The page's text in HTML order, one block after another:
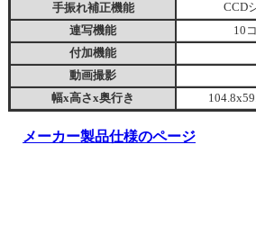
手振れ補正機能
CCD
連写機能 10
付加機能
動画撮影
幅x高さx奥行き
メーカー製品仕様のページ